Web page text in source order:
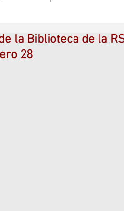
la Biblioteca de la
28